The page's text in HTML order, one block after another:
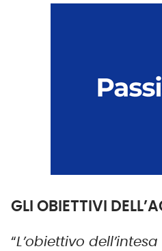
GLI OBIETTIVI
“L’obiettivo